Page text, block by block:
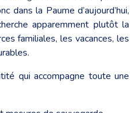
dans la Paume d’aujourd’hui,
apparemment plutôt la
familiales, les vacances, les
qui accompagne toute une